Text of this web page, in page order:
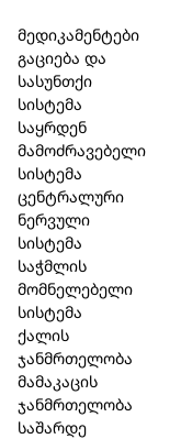
მედიკამენტები
გაციება და
სასუნთქი
სისტემა
საყრდენ
მამოძრავებელი
სისტემა
ცენტრალური
ნერვული
სისტემა
საჭმლის
მომნელებელი
სისტემა
ქალის
ჯანმრთელობა
მამაკაცის
ჯანმრთელობა
საშარდე